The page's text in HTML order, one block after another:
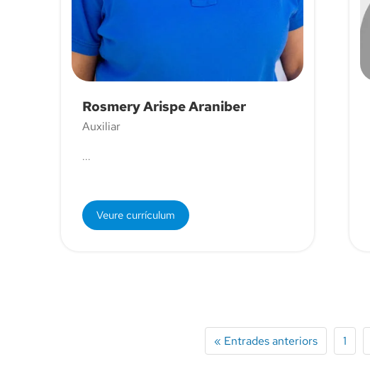
Rosmery Arispe Araniber
Auxiliar
...
Veure currículum
« Entrades anteriors 1